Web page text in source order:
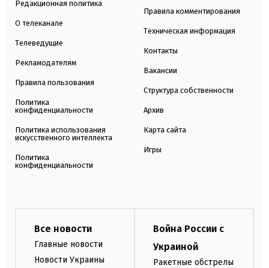
Редакционная политика
О телеканале
Телеведущие
Рекламодателям
Правила пользования
Политика
конфиденциальности
Политика использования
искусственного интеллекта
Политика
конфиденциальности
Правила комментирования
Техническая информация
Контакты
Вакансии
Структура собственности
Архив
Карта сайта
Игры
Все новости
Главные новости
Новости Украины
Война России с
Украиной
Ракетные обстрелы